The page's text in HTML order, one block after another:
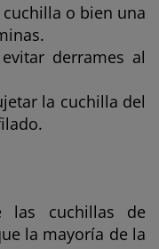
o bien una
derrames al
la cuchilla del
las cuchillas de
la mayoría de la